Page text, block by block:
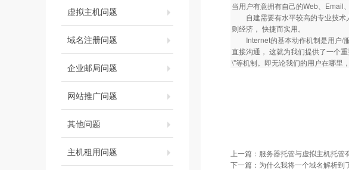
虚拟主机问题
域名注册问题
企业邮局问题
网站推广问题
其他问题
主机租用问题
当用户有意拥有自己的Web、Email
自建需要有水平较高的专业技术
则经济， 快捷而实用。
Internet的基本动作机制是用户/服
直接沟通， 这就为我们提供了一个
\"等机制。即无论我们的用户在哪里
上一篇： 服务器托管与虚拟主机托管
下一篇： 为什么我将一个域名解析到